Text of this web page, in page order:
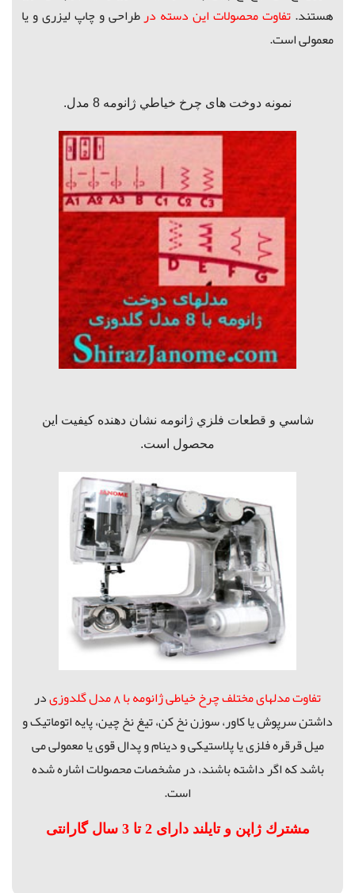
هستند.تفاوت محصولات این دسته درطراحی و چاپ لیزری و یا
معمولی است.
نمونه دوخت های چرخ خياطي ژانومه 8 مدل.
شاسي و قطعات فلزي ژانومه نشان دهنده كيفيت اين
محصول است.
تفاوت مدلهای مختلف چرخ خیاطی ژانومه با 8 مدل گلدوزی
در
داشتن سرپوش یا کاور، سوزن نخ کن، تیغ نخ چین، پایه اتوماتیک و
میل قرقره فلزی یا پلاستیکی و دینام و پدال قوی یا معمولی می
باشد که اگر داشته باشند، در مشخصات محصولات اشاره شده
است.
مشترك ژاپن و تايلند دارای 2 تا 3 سال گارانتی